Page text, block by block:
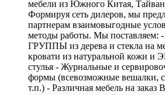
мебели из Южного Китая,
Формируя сеть дилеров, мы
партнерам взаимовыгодные
методы работы. Мы
ГРУППЫ из дерева и стекла на
кровати из натуральной кожи и
стулья - Журнальные и
формы (всевозможные вешалки,
т.п.) - Различная мебель на